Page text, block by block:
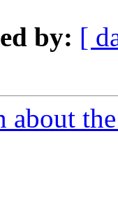
by: [
about